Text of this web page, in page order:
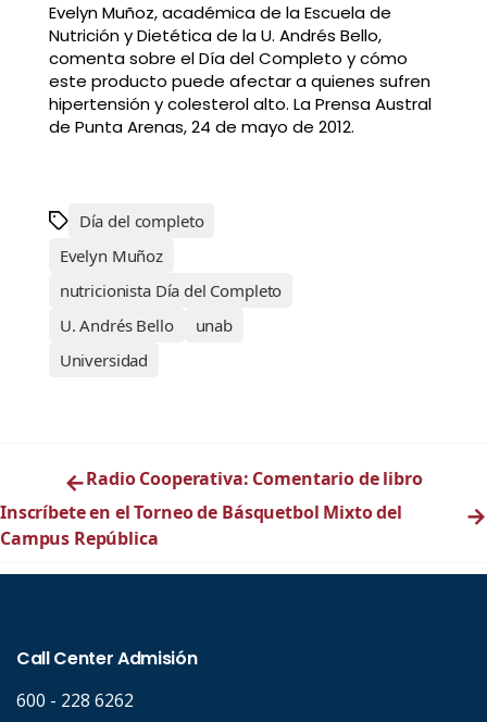
Evelyn Muñoz, académica de la Escuela de
Nutrición y Dietética de la U. Andrés Bello,
comenta sobre el Día del Completo y cómo
este producto puede afectar a quienes sufren
hipertensión y colesterol alto. La Prensa Austral
de Punta Arenas, 24 de mayo de 2012.
Día del completo
Evelyn Muñoz
nutricionista Día del Completo
U. Andrés Bello
unab
Universidad
←Radio Cooperativa: Comentario de libro
Inscríbete en el Torneo de Básquetbol Mixto del
Campus República
→